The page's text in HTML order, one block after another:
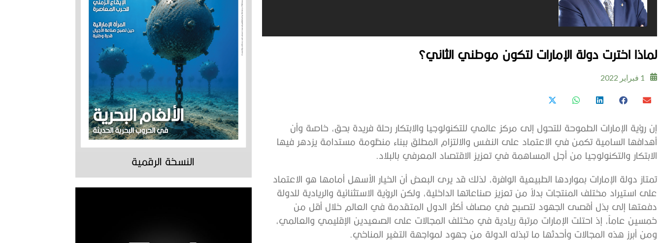
لماذا اخترت دولة الإمارات لتكون موطني الثاني؟
1 فبراير 2022
إن رؤية الإمارات الطموحة للتحول إلى مركز عالمي للتكنولوجيا والابتكار رحلة فريدة بحق، خاصة وأن
أهدافها السامية تكمن في الاعتماد على النفس والالتزام المطلق ببناء منظومة مستدامة يزدهر فيها
الابتكار والتكنولوجيا من أجل المساهمة في تعزيز الاقتصاد المعرفي بالبلاد.
تمتاز دولة الإمارات بمواردها الطبيعية الوافرة، لذلك قد يرى البعض أن الخيار الأسهل أمامها هو الاعتماد
على استيراد مختلف المنتجات بدلاً من تعزيز صناعاتها الداخلية، ولكن الرؤية الاستثنائية والريادية للدولة
دفعتها إلى بذل أقصى الجهود لتصبح في مصاف أكثر الدول المتقدمة في العالم خلال أقل من
خمسين عاماً، إذ احتلت الإمارات مرتبة ريادية في مختلف المجالات على الصعيدين الإقليمي والعالمي،
ومن أبرز هذه المجالات وأحدثها ما تبذله الدولة من جهود لمواجهة التغير المناخي.
النسخة الرقمية